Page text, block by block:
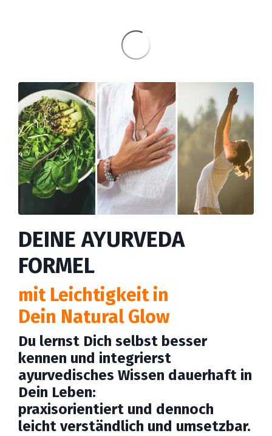
DEINE AYURVEDA
FORMEL
mit Leichtigkeit in
Dein Natural Glow
Du lernst Dich selbst besser
kennen und integrierst
ayurvedisches Wissen dauerhaft in
Dein Leben:
praxisorientiert und dennoch
leicht verständlich und umsetzbar.